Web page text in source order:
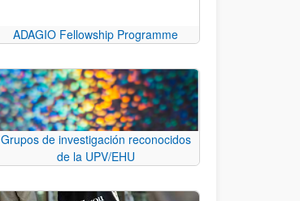
ADAGIO Fellowship Programme
Grupos de investigación reconocidos
de la UPV/EHU